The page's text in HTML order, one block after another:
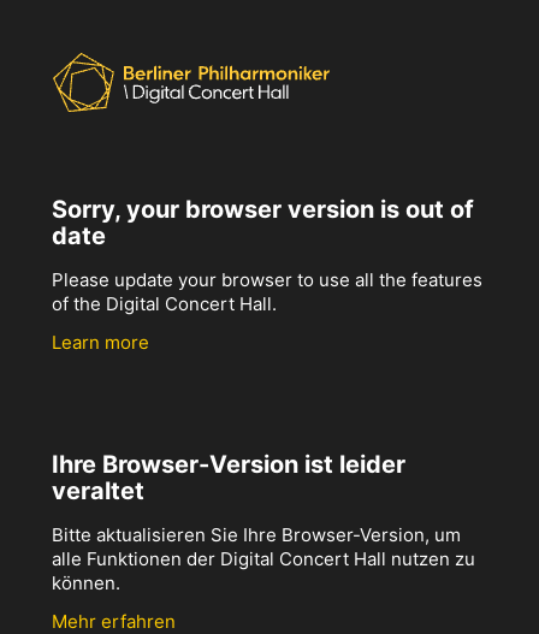
Sorry, your browser version is out of
date
Please update your browser to use all the features
of the Digital Concert Hall.
Learn more
Ihre Browser-Version ist leider
veraltet
Bitte aktualisieren Sie Ihre Browser-Version, um
alle Funktionen der Digital Concert Hall nutzen zu
können.
Mehr erfahren